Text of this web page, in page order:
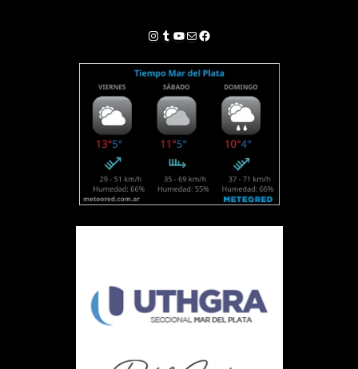
Instagram
Tumblr
YouTube
Correo electrónico
Facebook